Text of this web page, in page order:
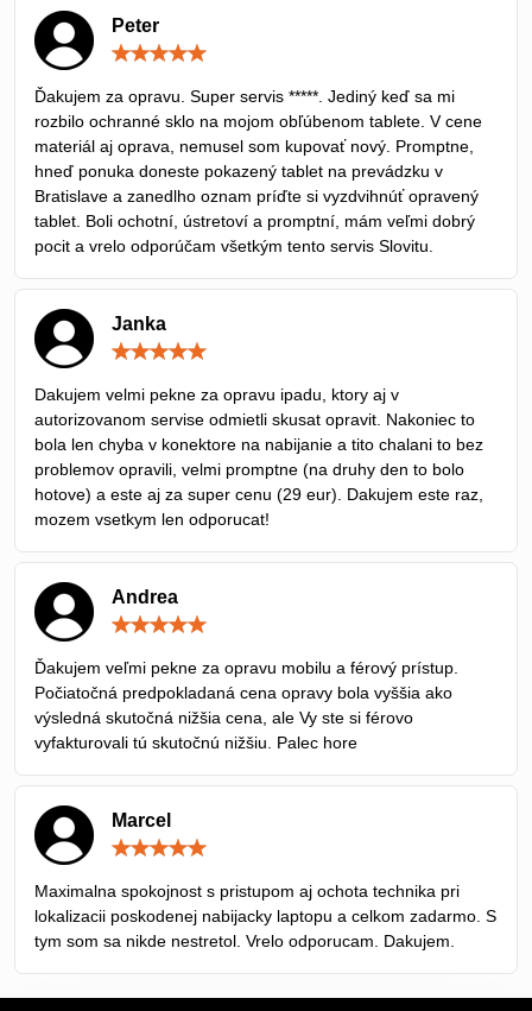
Peter
5
Ďakujem za opravu. Super servis *****. Jediný keď sa mi
rozbilo ochranné sklo na mojom obľúbenom tablete. V cene
materiál aj oprava, nemusel som kupovať nový. Promptne,
hneď ponuka doneste pokazený tablet na prevádzku v
Bratislave a zanedlho oznam príďte si vyzdvihnúť opravený
tablet. Boli ochotní, ústretoví a promptní, mám veľmi dobrý
pocit a vrelo odporúčam všetkým tento servis Slovitu.
Janka
5
Dakujem velmi pekne za opravu ipadu, ktory aj v
autorizovanom servise odmietli skusat opravit. Nakoniec to
bola len chyba v konektore na nabijanie a tito chalani to bez
problemov opravili, velmi promptne (na druhy den to bolo
hotove) a este aj za super cenu (29 eur). Dakujem este raz,
mozem vsetkym len odporucat!
Andrea
5
Ďakujem veľmi pekne za opravu mobilu a férový prístup.
Počiatočná predpokladaná cena opravy bola vyššia ako
výsledná skutočná nižšia cena, ale Vy ste si férovo
vyfakturovali tú skutočnú nižšiu. Palec hore
Marcel
5
Maximalna spokojnost s pristupom aj ochota technika pri
lokalizacii poskodenej nabijacky laptopu a celkom zadarmo. S
tym som sa nikde nestretol. Vrelo odporucam. Dakujem.